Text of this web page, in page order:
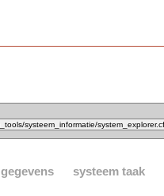
gegevens systeem taak